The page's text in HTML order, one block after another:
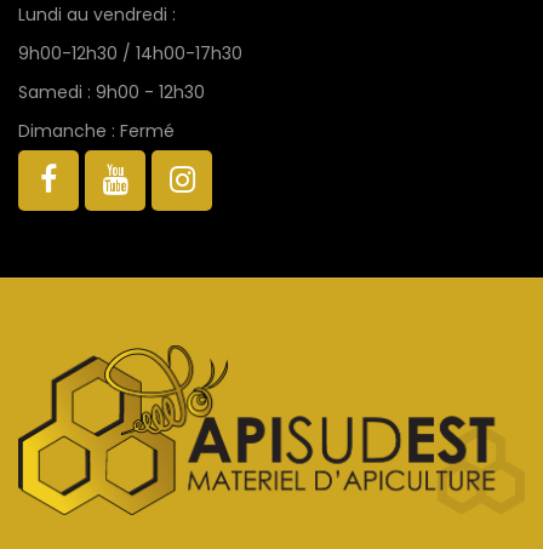
Lundi au vendredi :
9h00-12h30 / 14h00-17h30
Samedi : 9h00 - 12h30
Dimanche : Fermé